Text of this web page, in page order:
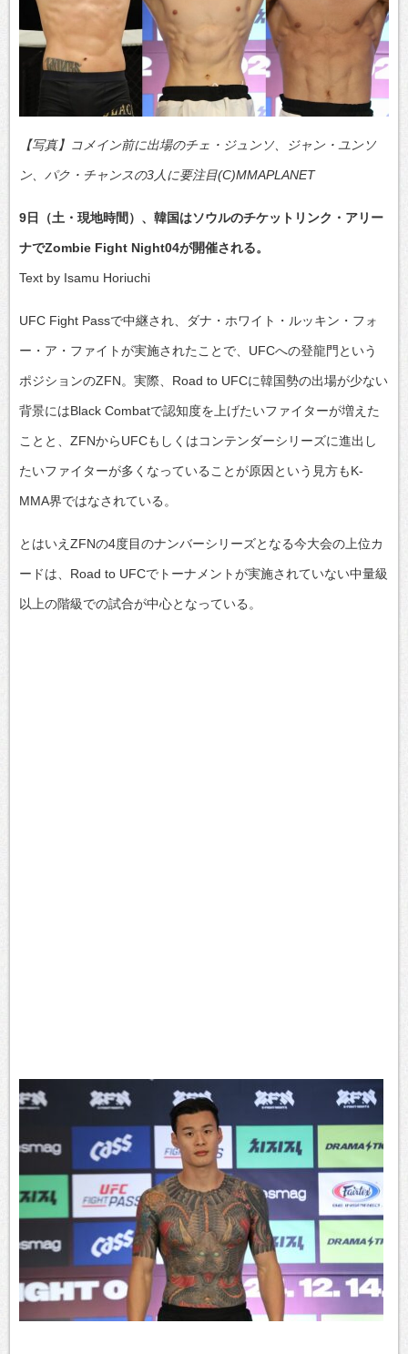
【写真】コメイン前に出場のチェ・ジュンソ、ジャン・ユンソ
ン、パク・チャンスの3人に要注目(C)MMAPLANET
9日（土・現地時間）、韓国はソウルのチケットリンク・アリー
ナでZombie Fight Night04が開催される。
Text by Isamu Horiuchi
UFC Fight Passで中継され、ダナ・ホワイト・ルッキン・フォ
ー・ア・ファイトが実施されたことで、UFCへの登龍門という
ポジションのZFN。実際、Road to UFCに韓国勢の出場が少ない
背景にはBlack Combatで認知度を上げたいファイターが増えた
ことと、ZFNからUFCもしくはコンテンダーシリーズに進出し
たいファイターが多くなっていることが原因という見方もK-
MMA界ではなされている。
とはいえZFNの4度目のナンバーシリーズとなる今大会の上位カ
ードは、Road to UFCでトーナメントが実施されていない中量級
以上の階級での試合が中心となっている。